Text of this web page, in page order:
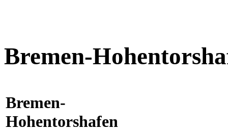
Bremen-
Bremen-
Hohentorshafen